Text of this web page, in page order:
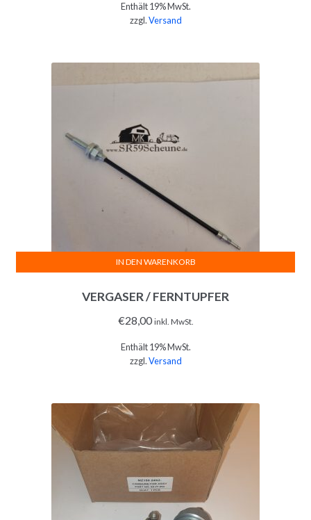
Enthält 19% MwSt.
zzgl.Versand
VERGASER / FERNTUPFER
€28,00 inkl. MwSt.
Enthält 19% MwSt.
zzgl.Versand
IN DEN WARENKORB